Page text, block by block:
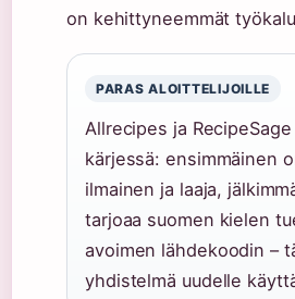
on kehittyneemmät
PARAS ALOITTELIJOILLE
Allrecipes ja
kärjessä: ensimmäinen
ilmainen ja laaja,
tarjoaa suomen kielen
avoimen lähdekoodin –
yhdistelmä uudelle